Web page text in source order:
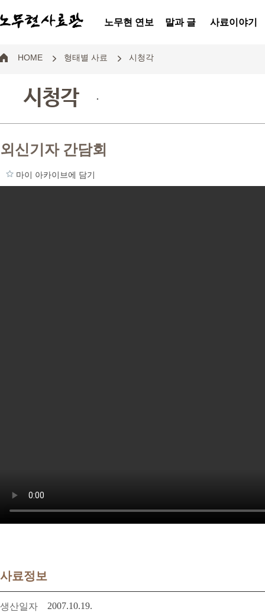
노무현 연보 말과 글 사료이야기
HOME 형태별 사료 시청각
시청각 .
외신기자 간담회
마이 아카이브에 담기
사료정보
생산일자 2007.10.19.